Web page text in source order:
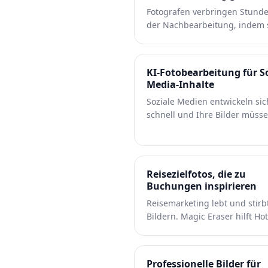
Fotografen verbringen
der Nachbearbeitung, indem
retuschieren und
beschleunigt Ihren
Bearbeitungsworkflow, sodass
Ihren Kunden schneller und
Qualitätseinbußen
KI-Fotobearbeitung für
Media-Inhalte
Soziale Medien entwickeln
schnell und Ihre Bilder
Marken, Ablenkungen zu
Bilder aufzupolieren, damit
Beitrag in überfüllten Feeds
Instagram, TikTok und Twitter
hervorsticht.
Reisezielfotos, die zu
Buchungen inspirieren
Reisemarketing lebt und
Bildern. Magic Eraser hilft
Reisezielvermarktern dabei,
Professionelle Bilder für